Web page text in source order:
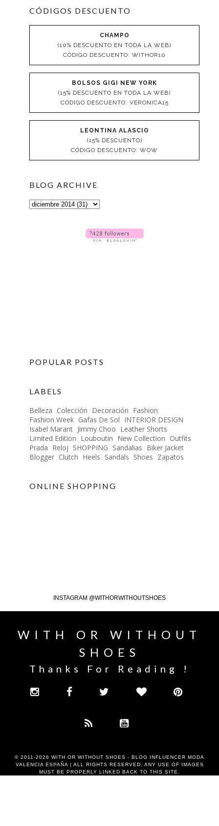
CÓDIGOS DESCUENTO
CHAMPO
(10% DESCUENTO EN TODA LA WEB)
CÓDIGO DESCUENTO: WITHOR10
BOLSOS GIGI NEW YORK
(15% DESCUENTO EN TODA LA WEB)
CÓDIGO DESCUENTO: VERONICA15
LEONTINA ALASCIO
(15% DESCUENTO)
CÓDIGO DESCUENTO: WOW
BLOG ARCHIVE
POPULAR POSTS
LABELS
Belleza Colección Decoración Fashion
Fashion Week Gafas De Sol INTERIOR DESIGN
Isabel Marant Jimmy Choo Leather Shorts
Limited Edition Louboutin New Collection Outfits
Prada Reloj SHOPPING Sandalias Biker Jacket
Blogger Clutch Heels Sandals Shoes Zapatos
ONLINE SHOPPING
INSTAGRAM @WITHORWITHOUTSHOES
WITH OR WITHOUT
SHOES
Thanks For Reading !
© 2011-2026 WITH OR WITHOUT SHOES - BLOG INFLUENCER MODA
VALENCIA ESPAÑA| ALL RIGHTS RESERVED. ANY USE OF IMAGES
MUST BE PROPERLY LINKED BACK TO THIS SITE.